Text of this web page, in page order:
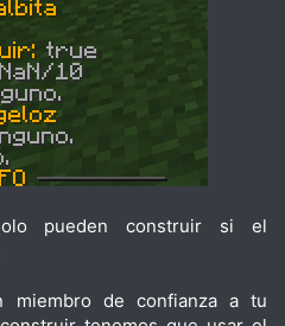
pueden construir si el
miembro de confianza a tu